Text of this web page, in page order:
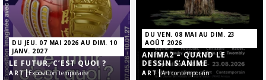
DU JEU. 07 MAI 2026 AU DIM. 10
JANV. 2027
LE FUTUR, C’EST QUOI ?
ART|Exposition temporaire
DU VEN. 08 MAI AU DIM. 23
AOÛT 2026
ANIMA2 – QUAND LE
DESSIN S’ANIME
ART|Art contemporain